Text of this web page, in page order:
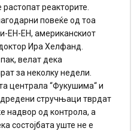
реакторите.
повеќе од тоа
ЕН-ЕН, американскиот
Ира Хелфанд.
велат дека
за неколку недели.
централа “Фукушима“ и
стручњаци тврдат
надвор од контрола, а
состојбата уште не е